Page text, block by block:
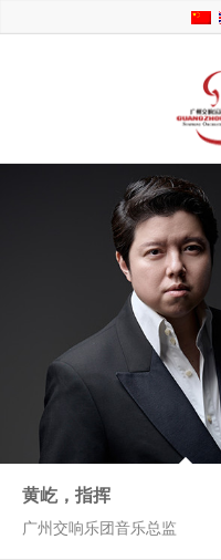
黄屹，指挥
广州交响乐团音乐总监